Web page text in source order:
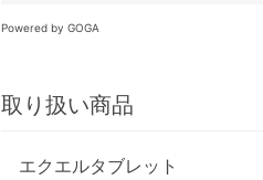
Powered by GOGA
取り扱い商品
エクエルタブレット